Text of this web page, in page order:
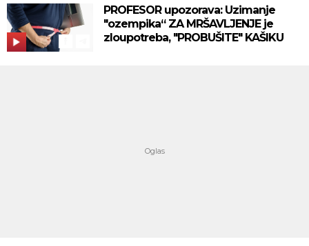
PROFESOR upozorava: Uzimanje
"ozempika“ ZA MRŠAVLJENJE je
zloupotreba, "PROBUŠITE" KAŠIKU